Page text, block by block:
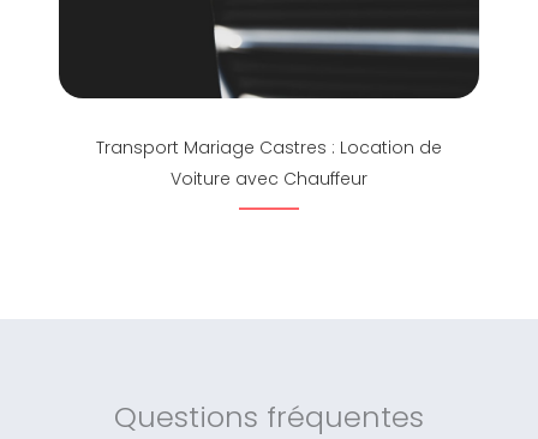
Transport Mariage Castres : Location de
Voiture avec Chauffeur
Questions fréquentes